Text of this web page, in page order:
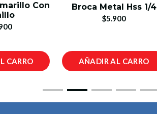
Con
CARRO
Broca Metal Hss 1/4
$5.900
AÑADIR AL CARRO